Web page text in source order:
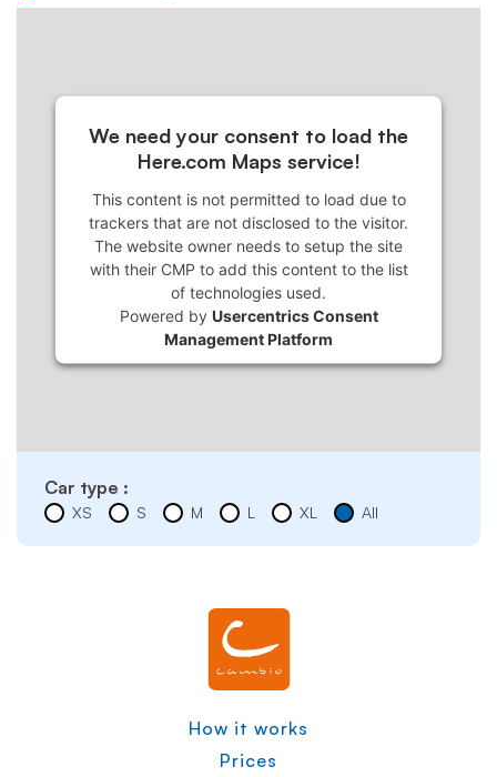
We need your consent to load the
Here.com Maps service!
This content is not permitted to load due to
trackers that are not disclosed to the visitor.
The website owner needs to setup the site
with their CMP to add this content to the list
of technologies used.
Powered by Usercentrics Consent
Management Platform
Car type :
XS S M L XL All
How it works
Prices